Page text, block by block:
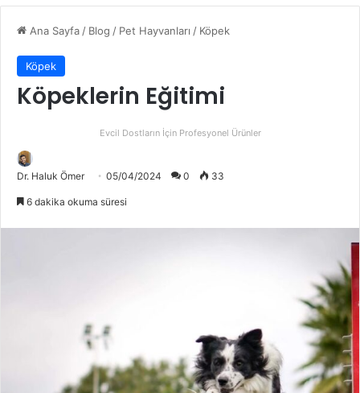
Ana Sayfa/ Blog / Pet Hayvanları / Köpek
Köpek
Köpeklerin Eğitimi
Evcil Dostların İçin Profesyonel Ürünler
Dr. Haluk Ömer 05/04/2024 0 33
6 dakika okuma süresi